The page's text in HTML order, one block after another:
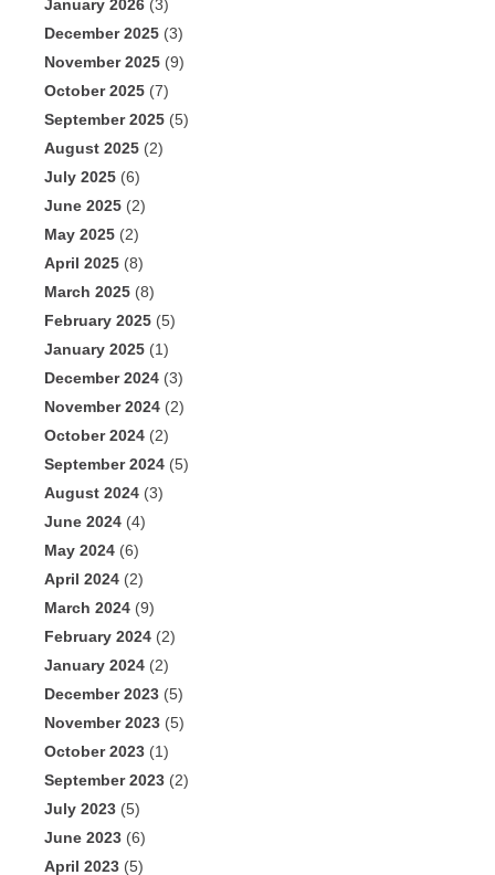
January 2026 (3)
December 2025 (3)
November 2025 (9)
October 2025 (7)
September 2025 (5)
August 2025 (2)
July 2025 (6)
June 2025 (2)
May 2025 (2)
April 2025 (8)
March 2025 (8)
February 2025 (5)
January 2025 (1)
December 2024 (3)
November 2024 (2)
October 2024 (2)
September 2024 (5)
August 2024 (3)
June 2024 (4)
May 2024 (6)
April 2024 (2)
March 2024 (9)
February 2024 (2)
January 2024 (2)
December 2023 (5)
November 2023 (5)
October 2023 (1)
September 2023 (2)
July 2023 (5)
June 2023 (6)
April 2023 (5)